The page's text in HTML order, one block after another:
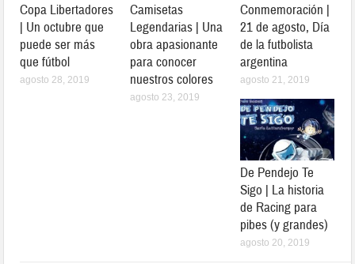
Copa Libertadores
| Un octubre que
puede ser más
que fútbol
agosto 28, 2019
Camisetas
Legendarias | Una
obra apasionante
para conocer
nuestros colores
agosto 23, 2019
Conmemoración |
21 de agosto, Día
de la futbolista
argentina
agosto 21, 2019
De Pendejo Te
Sigo | La historia
de Racing para
pibes (y grandes)
agosto 20, 2019